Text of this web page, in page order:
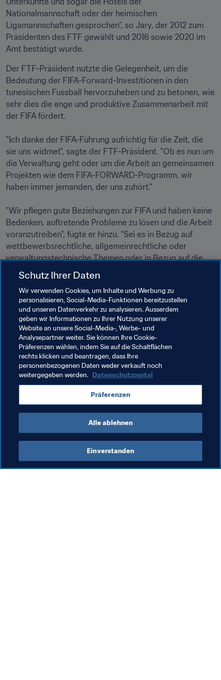
Nationalmannschaft oder der heimischen
Ligamannschaften gesprochen", so Jary, der 2012 zum
Präsidenten des FTF gewählt und 2016 sowie 2020 im
Amt bestätigt wurde.
Der FTF-Präsident nutzte die Gelegenheit, um die
Bedeutung der FIFA-Forward-Investitionen in den
tunesischen Fussball hervorzuheben und zu betonen, wie
sehr dies die enge und produktive Zusammenarbeit mit
der FIFA fördert.
"Ich danke der FIFA-Führung aufrichtig für die Zeit, die
sie uns widmet", sagte der FTF-Präsident. "Ob es nun um
die Verwaltung geht oder um die Arbeit an gemeinsamen
Projekten wie dem FIFA-FORWARD-Programm, wir
haben immer jemanden, der uns zuhört."
"Wir pflegen gute Beziehungen zur FIFA und haben keine
Bedenken, auftretende Probleme zu lösen und die Arbeit
voranzutreiben", fügte er hinzu. "Sei es in Bezug auf
wettbewerbsrechtliche, allgemeinrechtliche oder
verwaltungstechnische Themen oder in Bezug auf die
Infrastruktur und alles, was mit Fussball oder
Nationalmannschaften zu tun hat. Wir haben ja stets
einen Ansprechpartner, der uns Empfehlungen gibt und
uns seine umfassende Erfahrung im
Fussballmanagement zur Verfügung stellt."
Verwandte Themen
FIFA Forward FIFA-Präsident Organisation
Organisation Tunisia CAF
Schutz Ihrer Daten
Wir verwenden Cookies, um Inhalte und Werbung zu
personalisieren, Social-Media-Funktionen bereitzustellen
und unseren Datenverkehr zu analysieren. Ausserdem
geben wir Informationen zu Ihrer Nutzung unserer
Website an unsere Social-Media-, Werbe- und
Analysepartner weiter. Sie können Ihre Cookie-
Präferenzen wählen, indem Sie auf die Schaltflächen
rechts klicken und beantragen, dass Ihre
personenbezogenen Daten weder verkauft noch
weitergegeben werden. Datenschutzportal
Präferenzen
Alle ablehnen
Einverstanden